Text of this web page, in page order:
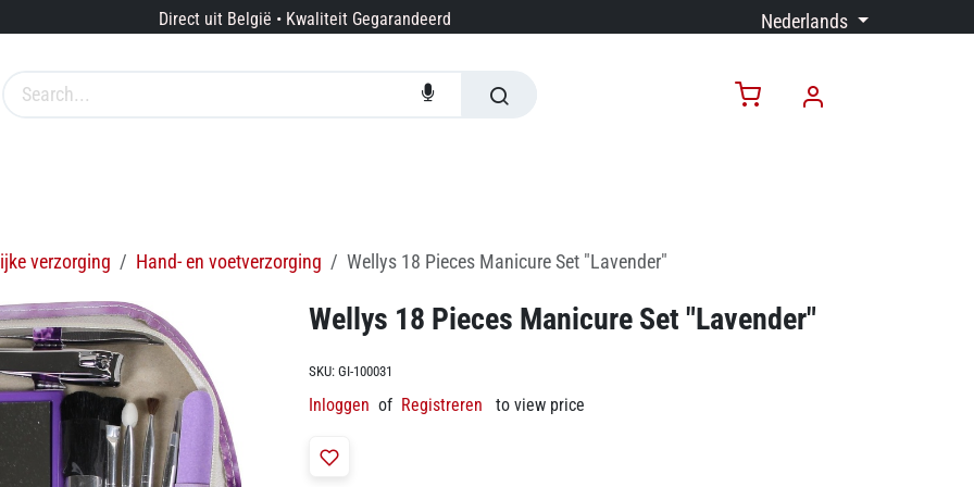
Direct uit België • Kwaliteit Gegarandeerd Nederlands
verzorging Hand- en voetverzorging Wellys 18 Pieces Manicure Set "Lavender"
Wellys 18 Pieces Manicure Set "Lavender"
SKU: GI-100031
Inloggen of Registreren to view price